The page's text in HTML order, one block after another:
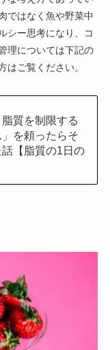
ではなく魚や野菜中
シー思考になり、コ
理については下記の
はご覧ください。
質を制限する
を頼ったらそ
【脂質の1日の